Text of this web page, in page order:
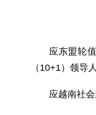
应东盟轮
（10+1）领导
应越南社